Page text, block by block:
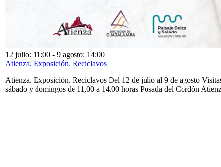
12 julio: 11:00 - 9 agosto: 14:00
Atienza. Exposición. Reciclavos
Atienza. Exposición. Reciclavos Del 12 de julio al 9 de agosto
sábado y domingos de 11,00 a 14,00 horas Posada del Cordón